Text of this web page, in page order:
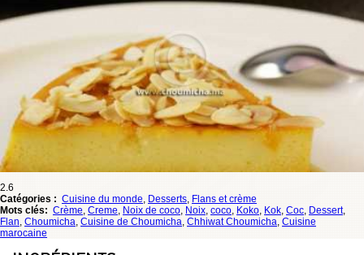
2.6
Catégories : Cuisine du monde, Desserts, Flans et crème
Mots clés: Crème, Creme, Noix de coco, Noix, coco, Koko, Kok, Coc, Dessert,
Flan, Choumicha, Cuisine de Choumicha, Chhiwat Choumicha, Cuisine
marocaine